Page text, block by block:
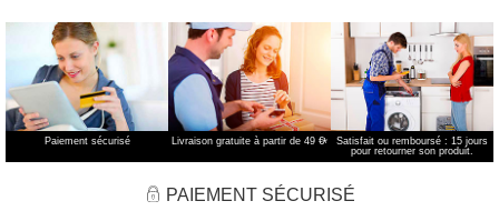
Paiement sécurisé Livraison gratuite à partir de 49 €*
Satisfait ou remboursé : 15 jours
pour retourner son produit.
PAIEMENT SÉCURISÉ